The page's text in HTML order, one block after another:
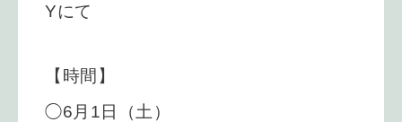
Yにて
【時間】
◯6月1日（土）